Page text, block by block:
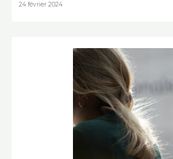
24 février 2024